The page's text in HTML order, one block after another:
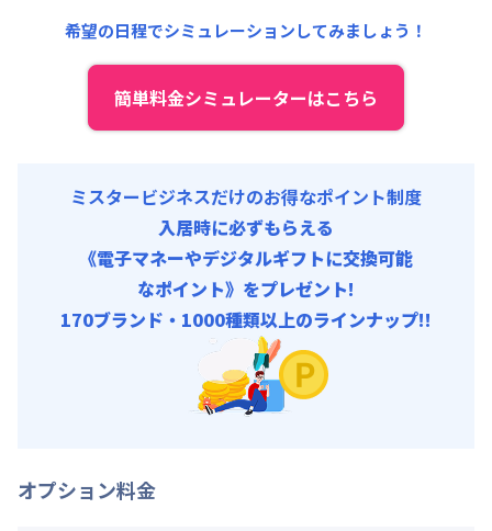
初期費用
契約事務手数料 : 10,000円/回 (税抜)
リネン代 : 9,000円/回 (税抜)
希望の日程でシミュレーションしてみましょう！
簡単料金シミュレーターはこちら
ミスタービジネスだけのお得なポイント制度
入居時に必ずもらえる
《電子マネーやデジタルギフトに交換可能
なポイント》をプレゼント!
170ブランド・1000種類以上のラインナップ!!
オプション料金